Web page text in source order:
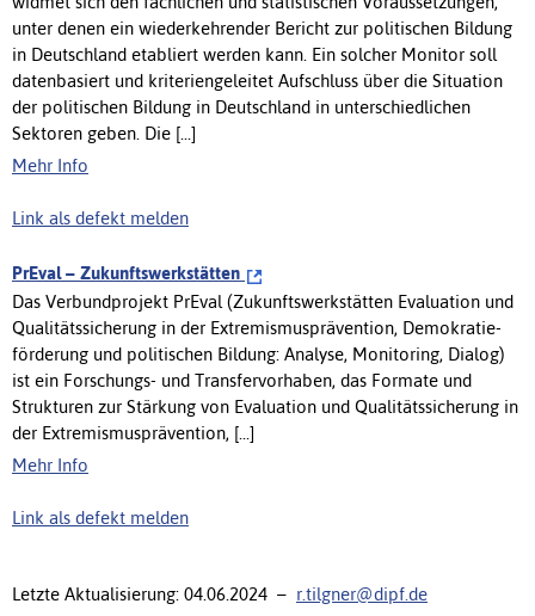
unter denen ein wiederkehrender Bericht zur politischen Bildung
in Deutschland etabliert werden kann. Ein solcher Monitor soll
datenbasiert und kriteriengeleitet Aufschluss über die Situation
der politischen Bildung in Deutschland in unterschiedlichen
Sektoren geben. Die [...]
Mehr Info
Link als defekt melden
PrEval – Zukunftswerkstätten
Das Verbund­projekt PrEval (Zukunfts­werkstätten Evaluation und
Qualitäts­sicherung in der Extremismus­prävention, Demokratie­
förderung und politischen Bildung: Analyse, Monitoring, Dialog)
ist ein Forschungs- und Transfer­­vorhaben, das Formate und
Strukturen zur Stärkung von Evaluation und Qualitäts­sicherung in
der Extremismus­prävention, [...]
Mehr Info
Link als defekt melden
Letzte Aktualisierung: 04.06.2024 – r.tilgner@dipf.de